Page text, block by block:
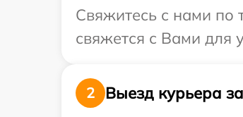
Свяжитесь с нами по
свяжется с Вами для
2
Выезд курьера